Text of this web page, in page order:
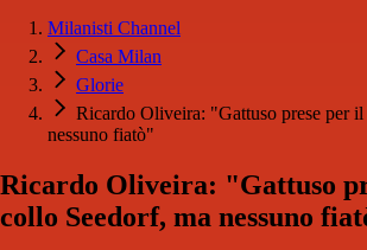
Milanisti Channel
Casa Milan
Glorie
Ricardo Oliveira: "Gattuso prese per
nessuno fiatò"
Ricardo Oliveira: "Gattuso
collo Seedorf, ma nessuno